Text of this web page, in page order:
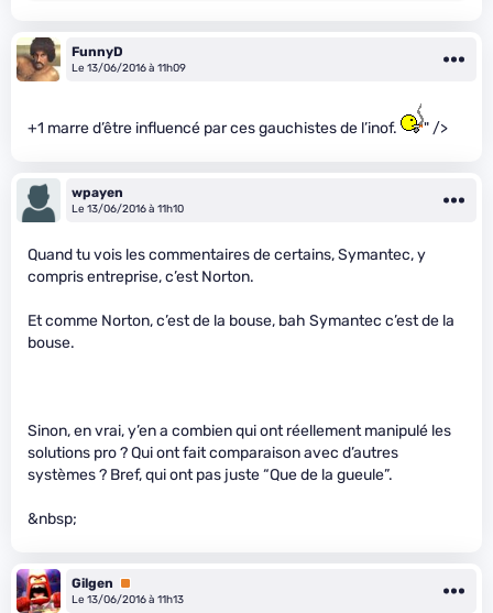
FunnyD
Le 13/06/2016 à 11h09
+1 marre d’être influencé par ces gauchistes de l’inof. " />
wpayen
Le 13/06/2016 à 11h10
Quand tu vois les commentaires de certains, Symantec, y
compris entreprise, c’est Norton.
Et comme Norton, c’est de la bouse, bah Symantec c’est de la
bouse.
Sinon, en vrai, y’en a combien qui ont réellement manipulé les
solutions pro ? Qui ont fait comparaison avec d’autres
systèmes ? Bref, qui ont pas juste “Que de la gueule”.
&nbsp;
Gilgen
Premium
Le 13/06/2016 à 11h13